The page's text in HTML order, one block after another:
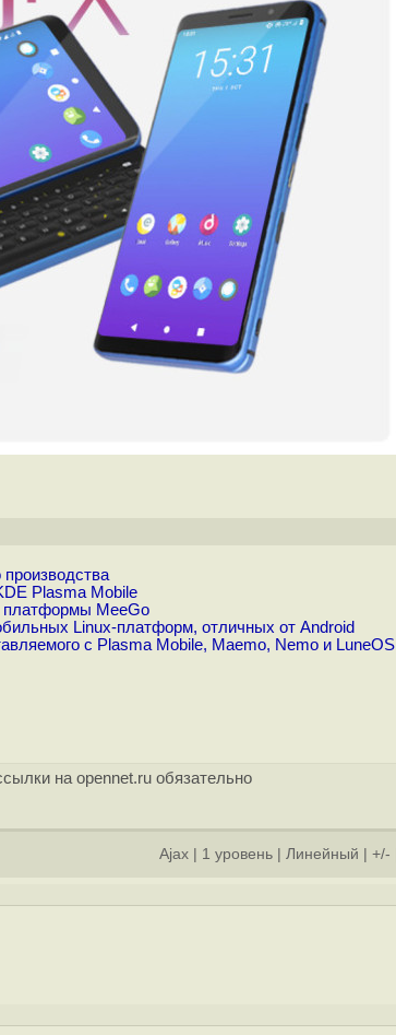
Plasma Mobile
платформы MeeGo
Linux-платформ, отличных от Android
с Plasma Mobile, Maemo, Nemo и LuneOS
на opennet.ru обязательно
Ajax 1 уровень Линейный +/-